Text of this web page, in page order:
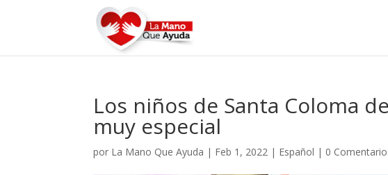
Los niños de Santa Coloma
muy especial
por La Mano Que Ayuda | Feb 1, 2022 | Español | 0